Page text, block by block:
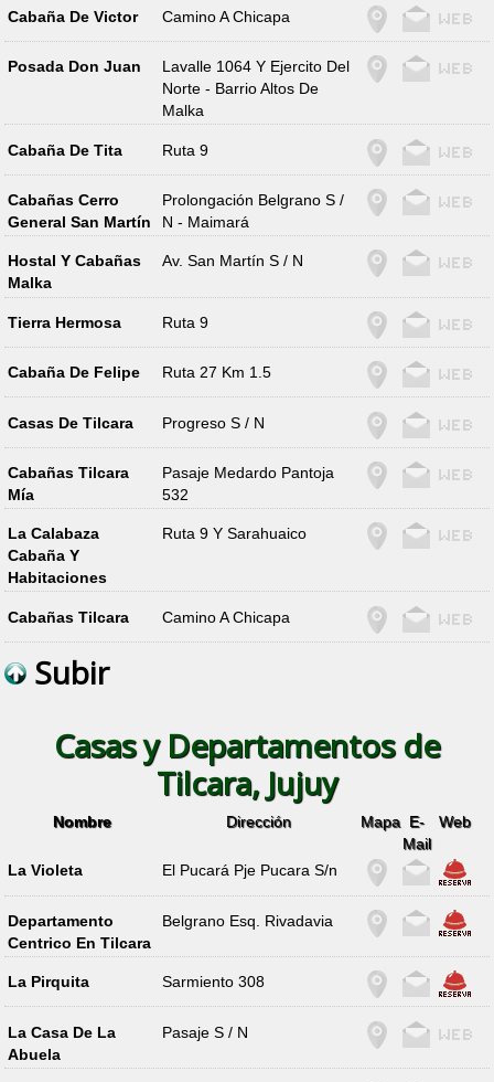
Cabaña De Victor Camino A Chicapa
Posada Don Juan
Lavalle 1064 Y Ejercito Del
Norte - Barrio Altos De
Malka
Cabaña De Tita Ruta 9
Cabañas Cerro
General San Martín
Prolongación Belgrano S /
N - Maimará
Hostal Y Cabañas
Malka
Av. San Martín S / N
Tierra Hermosa Ruta 9
Cabaña De Felipe Ruta 27 Km 1.5
Casas De Tilcara Progreso S / N
Cabañas Tilcara
Mía
Pasaje Medardo Pantoja
532
La Calabaza
Cabaña Y
Habitaciones
Ruta 9 Y Sarahuaico
Cabañas Tilcara Camino A Chicapa
Subir
Casas y Departamentos de
Tilcara, Jujuy
Nombre Dirección Mapa E-
Mail
Web
La Violeta El Pucará Pje Pucara S/n
Departamento
Centrico En Tilcara
Belgrano Esq. Rivadavia
La Pirquita Sarmiento 308
La Casa De La
Abuela
Pasaje S / N